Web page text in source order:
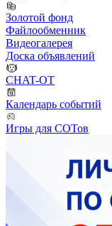
Золотой фонд
Файлообменник
Видеогалерея
Доска объявлений
CHAT-OT
Календарь событий
Игры для СОТов